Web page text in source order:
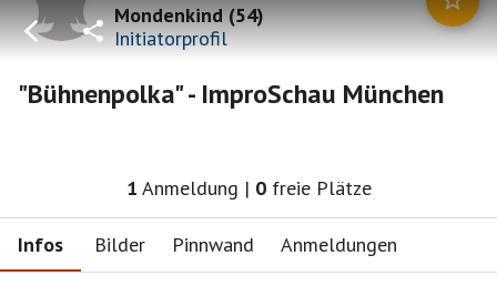
Mondenkind(54)
Initiatorprofil
"Bühnenpolka" - ImproSchau München
1 Anmeldung | 0 freie Plätze
Infos Bilder Pinnwand Anmeldungen